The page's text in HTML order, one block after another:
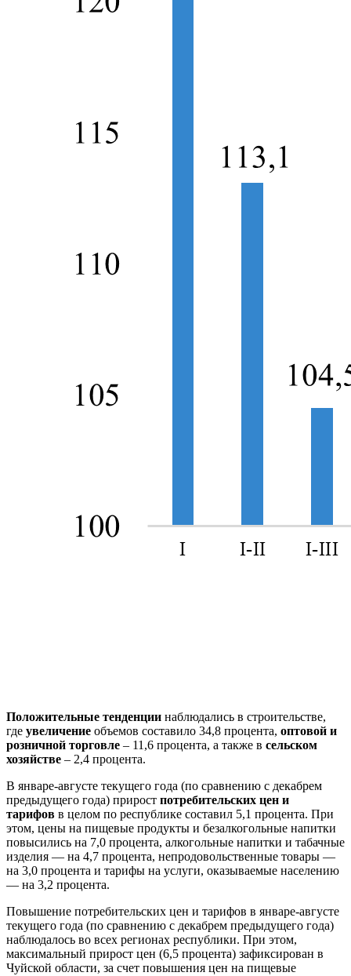
Положительные тенденции наблюдались в строительстве,
где увеличение объемов составило 34,8 процента, оптовой и
розничной торговле – 11,6 процента, а также в сельском
хозяйстве – 2,4 процента.
В январе-августе текущего года (по сравнению с декабрем
предыдущего года) прирост потребительских цен и
тарифов в целом по республике составил 5,1 процента. При
этом, цены на пищевые продукты и безалкогольные напитки
повысились на 7,0 процента, алкогольные напитки и табачные
изделия — на 4,7 процента, непродовольственные товары —
на 3,0 процента и тарифы на услуги, оказываемые населению
— на 3,2 процента.
Повышение потребительских цен и тарифов в январе-августе
текущего года (по сравнению с декабрем предыдущего года)
наблюдалось во всех регионах республики. При этом,
максимальный прирост цен (6,5 процента) зафиксирован в
Чуйской области, за счет повышения цен на пищевые